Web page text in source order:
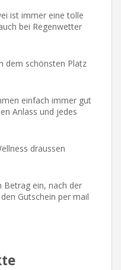
ist immer eine tolle
bei Regenwetter
dem schönsten Platz
einfach immer gut
Anlass und jedes
draussen
Betrag ein, nach der
Gutschein per mail